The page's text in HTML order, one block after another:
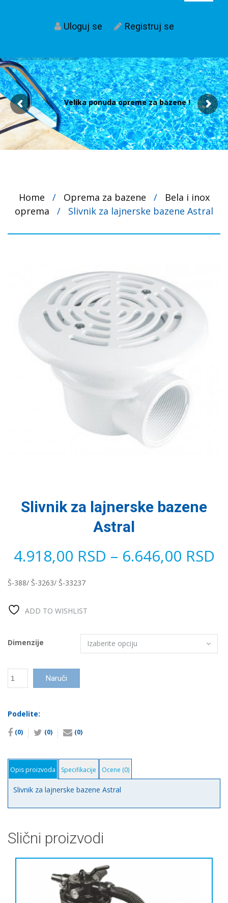
Uloguj se Registruj se
Velika ponuda opreme za bazene !
Home / Oprema za bazene /
Bela i inox
oprema
/ Slivnik za lajnerske bazene Astral
Slivnik za lajnerske bazene
Astral
4.918,00 RSD – 6.646,00 RSD
Š-388/ Š-3263/ Š-33237
ADD TO WISHLIST
Dimenzije
Slivnik
Astral
количина
Naruči
Podelite:
(0) (0) (0)
Opis proizvoda Specifikacije Ocene (0)
Slivnik za lajnerske bazene Astral
Slični proizvodi